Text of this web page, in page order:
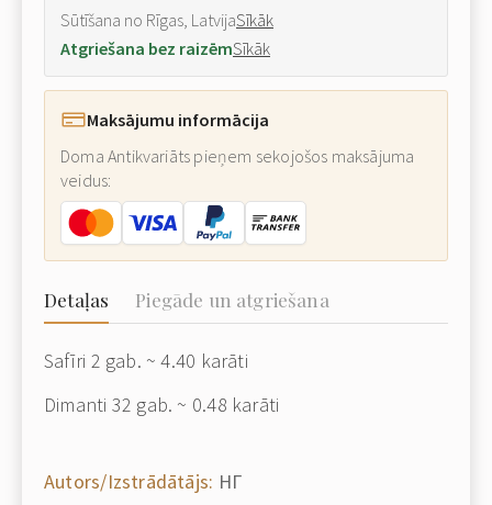
Sūtīšana no Rīgas, LatvijaSīkāk
Atgriešana bez raizēmSīkāk
Maksājumu informācija
Doma Antikvariāts pieņem sekojošos maksājuma
veidus:
Detaļas Piegāde un atgriešana
Safīri 2 gab. ~ 4.40 karāti
Dimanti 32 gab. ~ 0.48 karāti
Autors/Izstrādātājs: НГ